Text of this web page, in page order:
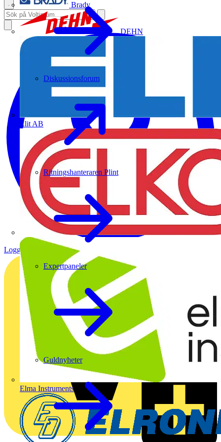
Brady
DEHN
Elit AB
Elma Instruments
Diskussionsforum
Ritningshanteraren Plint
Expertpaneler
Guldnyheter
Logga in Registrera dig